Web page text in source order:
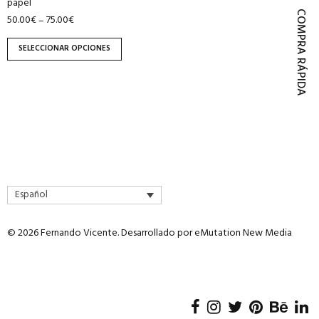
50.00€–75.00€
SELECCIONAR OPCIONES
página
de
producto
COMPRA RÁPIDA
Español
© 2026 Fernando Vicente. Desarrollado poreMutation New Media